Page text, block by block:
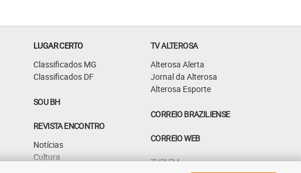
LUGAR CERTO
Classificados MG
Classificados DF
SOU BH
REVISTA ENCONTRO
Notícias
Cultura
TV ALTEROSA
Alterosa Alerta
Jornal da Alterosa
Alterosa Esporte
CORREIO BRAZILIENSE
CORREIO WEB
TUPI FM